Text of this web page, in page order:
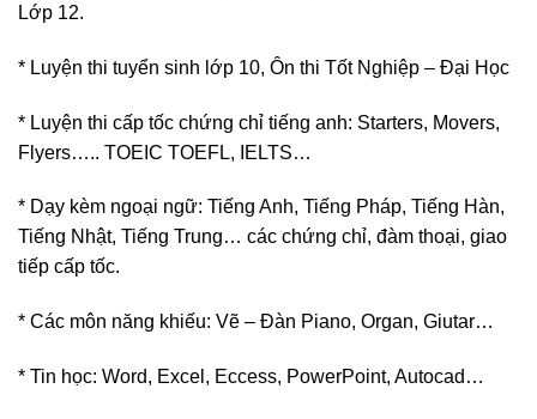
Lớp 12.
* Luyện thi tuyển sinh lớp 10, Ôn thi Tốt Nghiệp – Đại Học
* Luyện thi cấp tốc chứng chỉ tiếng anh: Starters, Movers,
Flyers….. TOEIC TOEFL, IELTS…
* Dạy kèm ngoại ngữ: Tiếng Anh, Tiếng Pháp, Tiếng Hàn,
Tiếng Nhật, Tiếng Trung… các chứng chỉ, đàm thoại, giao
tiếp cấp tốc.
* Các môn năng khiếu: Vẽ – Đàn Piano, Organ, Giutar…
* Tin học: Word, Excel, Eccess, PowerPoint, Autocad…